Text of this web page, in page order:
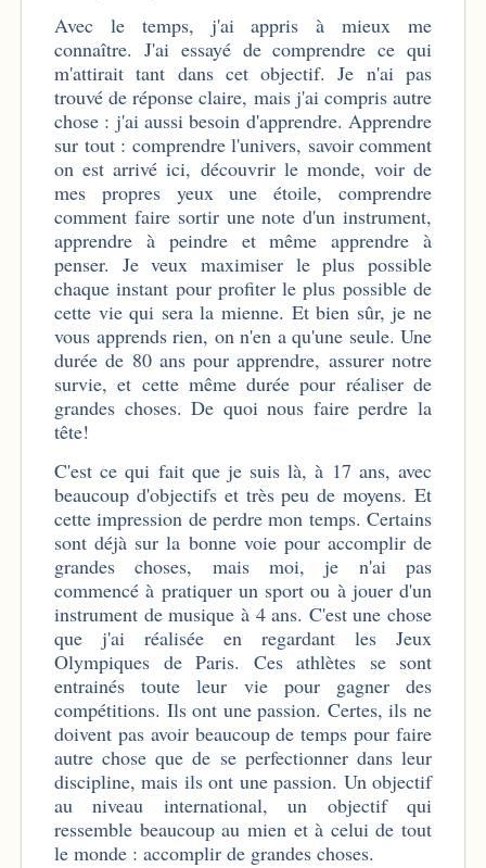
Avec le temps, j'ai appris à mieux me
connaître. J'ai essayé de comprendre ce qui
m'attirait tant dans cet objectif. Je n'ai pas
trouvé de réponse claire, mais j'ai compris autre
chose : j'ai aussi besoin d'apprendre. Apprendre
sur tout : comprendre l'univers, savoir comment
on est arrivé ici, découvrir le monde, voir de
mes propres yeux une étoile, comprendre
comment faire sortir une note d'un instrument,
apprendre à peindre et même apprendre à
penser. Je veux maximiser le plus possible
chaque instant pour profiter le plus possible de
cette vie qui sera la mienne. Et bien sûr, je ne
vous apprends rien, on n'en a qu'une seule. Une
durée de 80 ans pour apprendre, assurer notre
survie, et cette même durée pour réaliser de
grandes choses. De quoi nous faire perdre la
tête!
C'est ce qui fait que je suis là, à 17 ans, avec
beaucoup d'objectifs et très peu de moyens. Et
cette impression de perdre mon temps. Certains
sont déjà sur la bonne voie pour accomplir de
grandes choses, mais moi, je n'ai pas
commencé à pratiquer un sport ou à jouer d'un
instrument de musique à 4 ans. C'est une chose
que j'ai réalisée en regardant les Jeux
Olympiques de Paris. Ces athlètes se sont
entrainés toute leur vie pour gagner des
compétitions. Ils ont une passion. Certes, ils ne
doivent pas avoir beaucoup de temps pour faire
autre chose que de se perfectionner dans leur
discipline, mais ils ont une passion. Un objectif
au niveau international, un objectif qui
ressemble beaucoup au mien et à celui de tout
le monde : accomplir de grandes choses.